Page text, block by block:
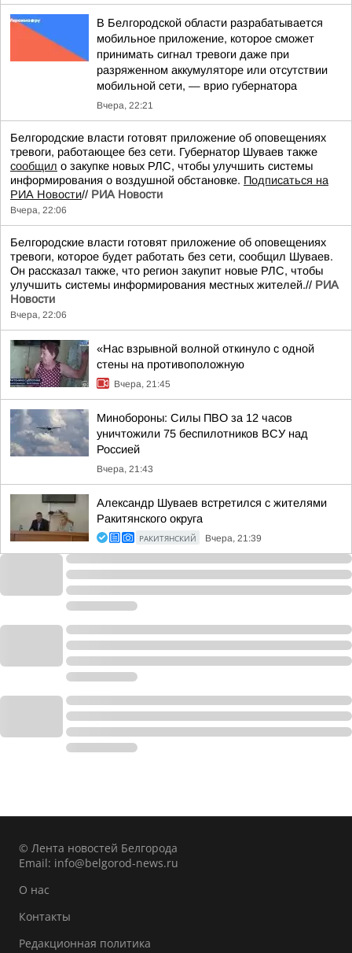
В Белгородской области разрабатывается
мобильное приложение, которое сможет
принимать сигнал тревоги даже при
разряженном аккумуляторе или отсутствии
мобильной сети, — врио губернатора
Вчера, 22:21
Белгородские власти готовят приложение об оповещениях
тревоги, работающее без сети. Губернатор Шуваев также
сообщил о закупке новых РЛС, чтобы улучшить системы
информирования о воздушной обстановке. Подписаться на
РИА Новости// РИА Новости
Вчера, 22:06
Белгородские власти готовят приложение об оповещениях
тревоги, которое будет работать без сети, сообщил Шуваев.
Он рассказал также, что регион закупит новые РЛС, чтобы
улучшить системы информирования местных жителей.// РИА
Новости
Вчера, 22:06
«Нас взрывной волной откинуло с одной
стены на противоположную
Вчера, 21:45
Минобороны: Силы ПВО за 12 часов
уничтожили 75 беспилотников ВСУ над
Россией
Вчера, 21:43
Александр Шуваев встретился с жителями
Ракитянского округа
РАКИТЯНСКИЙ Вчера, 21:39
© Лента новостей Белгорода
Email: info@belgorod-news.ru
О нас
Контакты
Редакционная политика